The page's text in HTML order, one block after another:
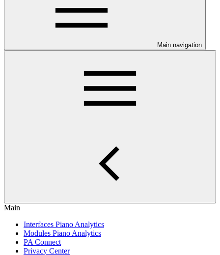
Main navigation
Main
Interfaces Piano Analytics
Modules Piano Analytics
PA Connect
Privacy Center